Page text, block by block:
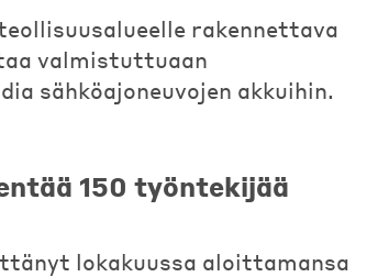
rakennettava
valmistuttuaan
sähköajoneuvojen akkuihin.
150 työntekijää
lokakuussa aloittamansa